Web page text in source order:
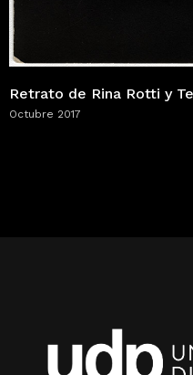
Retrato de Rina Rotti y
Octubre 2017